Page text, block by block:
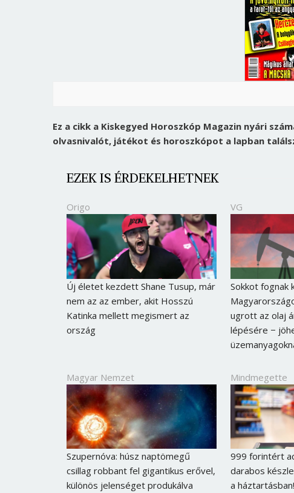
Ez a cikk a Kiskegyed Horoszkóp Magazin nyári
olvasnivalót, játékot és horoszkópot a lapban
EZEK IS ÉRDEKELHETNEK
Origo
Új életet kezdett Shane Tusup, már
nem az az ember, akit Hosszú
Katinka mellett megismert az
ország
VG
Sokkot fognak
ugrott az olaj
lépésére −
Magyar Nemzet
Szupernóva: húsz naptömegű
csillag robbant fel gigantikus erővel,
különös jelenséget produkálva
Mindmegette
999 forintért
darabos
a háztartásban!